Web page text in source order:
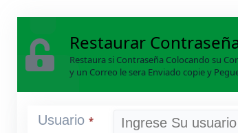
Restaurar
Restaura si Contraseña Colocando su
y un Correo le sera Enviado copie y
Usuario *